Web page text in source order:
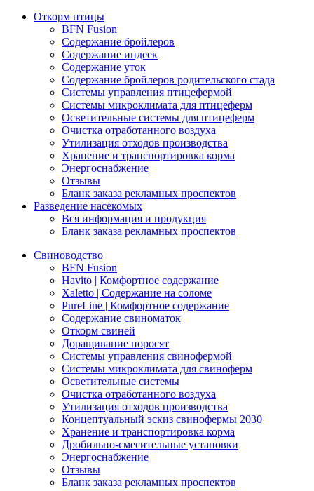
Откорм птицы
BFN Fusion
Содержание бройлеров
Содержание индеек
Содержание уток
Содержание бройлеров родительского стада
Системы управления птицефермой
Системы микроклимата для птицеферм
Осветительные системы для птицеферм
Очистка отработанного воздуха
Утилизация отходов производства
Хранение и транспортировка корма
Энергоснабжение
Отзывы
Бланк заказа рекламных проспектов
Разведение насекомых
Вся информация и продукция
Бланк заказа рекламных проспектов
Свиноводство
BFN Fusion
Havito | Комфортное содержание
Xaletto | Содержание на соломе
PureLine | Комфортное содержание
Содержание свиноматок
Откорм свиней
Доращивание поросят
Системы управления свинофермой
Системы микроклимата для свиноферм
Осветительные системы
Очистка отработанного воздуха
Утилизация отходов производства
Концептуальный эскиз свинофермы 2030
Хранение и транспортировка корма
Дробильно-смесительные установки
Энергоснабжение
Отзывы
Бланк заказа рекламных проспектов